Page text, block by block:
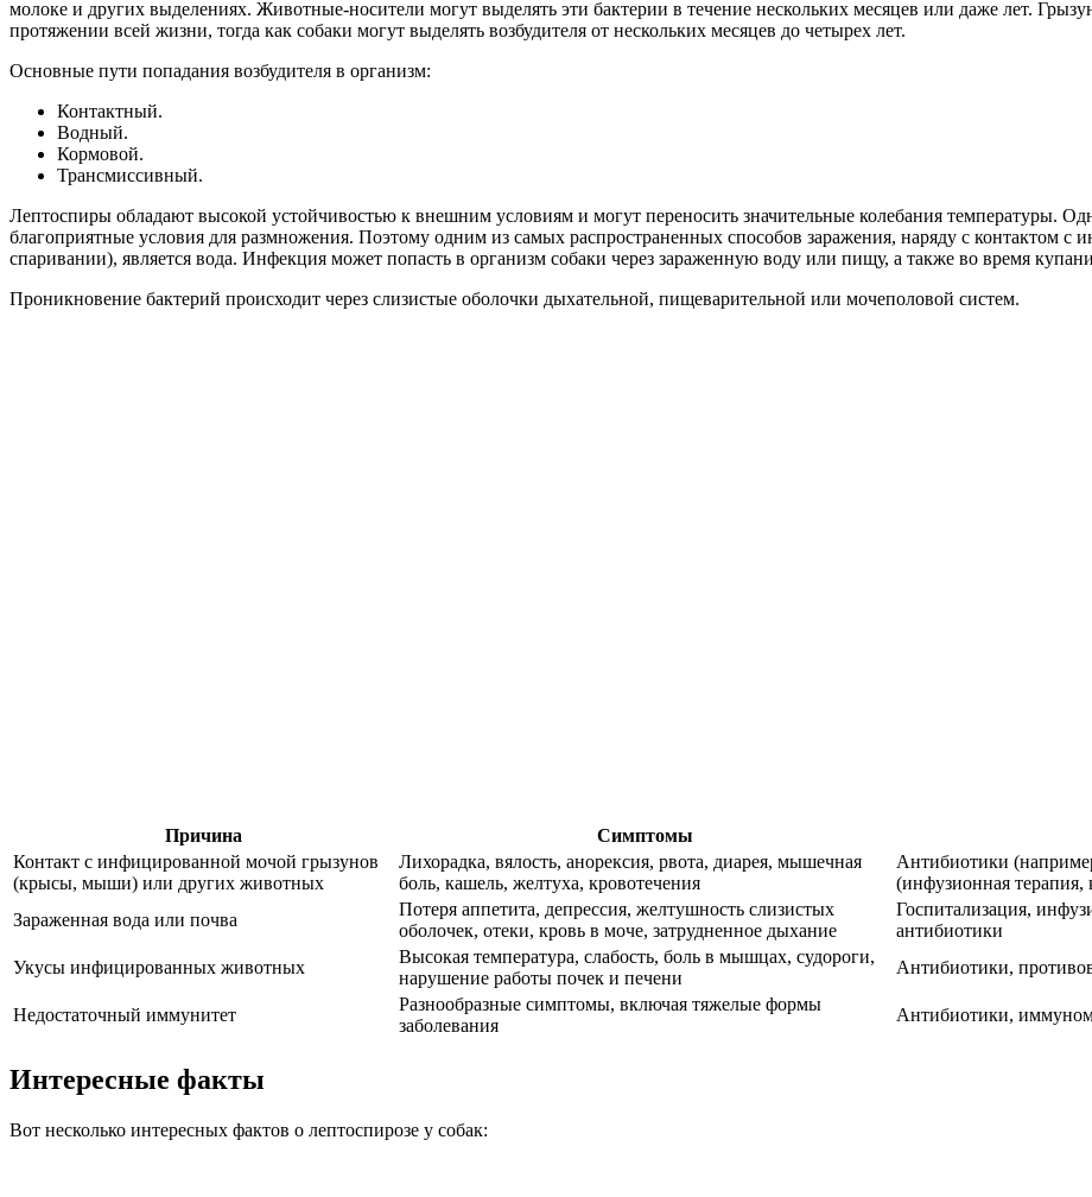
молоке и других выделениях. Животные-носители могут выделять эти бактерии в течение нескольких месяцев или даже лет.
протяжении всей жизни, тогда как собаки могут выделять возбудителя от нескольких месяцев до четырех лет.
Основные пути попадания возбудителя в организм:
Контактный.
Водный.
Кормовой.
Трансмиссивный.
Лептоспиры обладают высокой устойчивостью к внешним условиям и могут переносить значительные колебания температуры.
благоприятные условия для размножения. Поэтому одним из самых распространенных способов заражения, наряду с
спаривании), является вода. Инфекция может попасть в организм собаки через зараженную воду или пищу, а также во время
Проникновение бактерий происходит через слизистые оболочки дыхательной, пищеварительной или мочеполовой систем.
Причина Симптомы
Контакт с инфицированной мочой грызунов
(крысы, мыши) или других животных
Лихорадка, вялость, анорексия, рвота, диарея, мышечная
боль, кашель, желтуха, кровотечения
Антибиотики
(инфузионная терапия,
Зараженная вода или почва
Потеря аппетита, депрессия, желтушность слизистых
оболочек, отеки, кровь в моче, затрудненное дыхание
Госпитализация,
антибиотики
Укусы инфицированных животных
Высокая температура, слабость, боль в мышцах, судороги,
нарушение работы почек и печени
Антибиотики,
Недостаточный иммунитет
Разнообразные симптомы, включая тяжелые формы
заболевания
Антибиотики,
Интересные факты
Вот несколько интересных фактов о лептоспирозе у собак: